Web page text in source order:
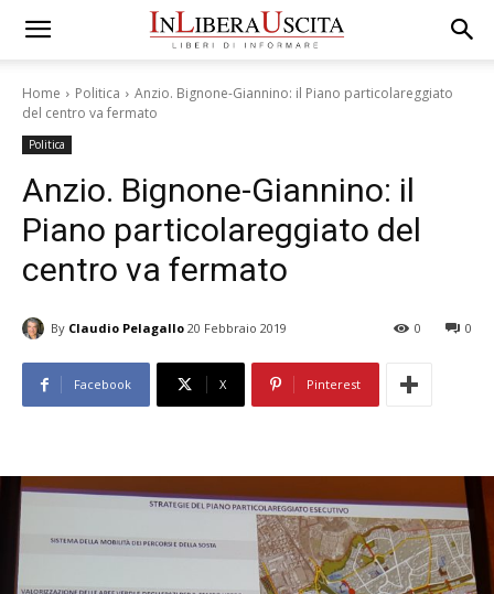
Home Politica
Anzio. Bignone-Giannino: il Piano particolareggiato
del centro va fermato
Politica
Anzio. Bignone-Giannino: il
Piano particolareggiato del
centro va fermato
By Claudio Pelagallo 20 Febbraio 2019 0
0
Facebook X Pinterest